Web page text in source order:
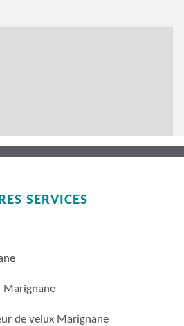
SERVICES
Marignane
de velux Marignane